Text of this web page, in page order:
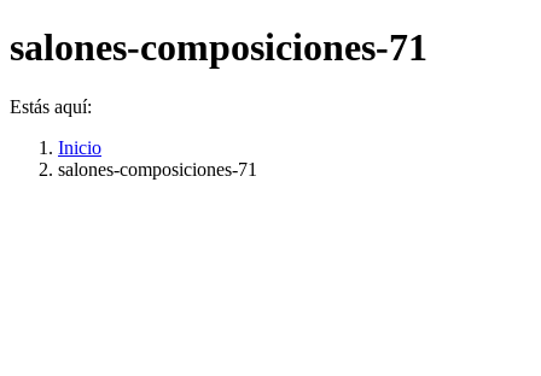
salones-composiciones-71
Estás aquí:
Inicio
salones-composiciones-71